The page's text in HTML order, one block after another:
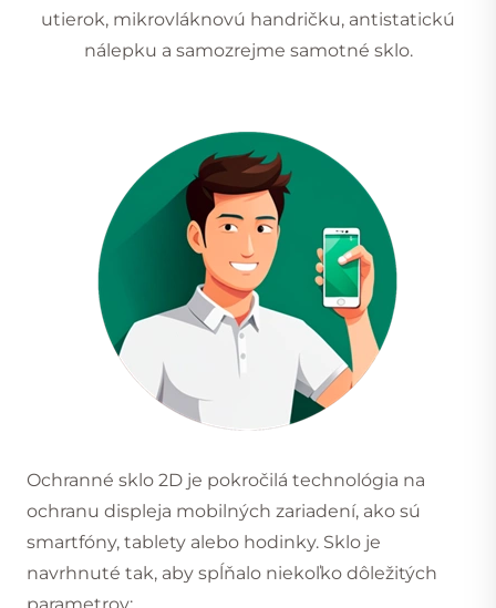
utierok, mikrovláknovú handričku, antistatickú
nálepku a samozrejme samotné sklo.
Ochranné sklo 2D je pokročilá technológia na
ochranu displeja mobilných zariadení, ako sú
smartfóny, tablety alebo hodinky. Sklo je
navrhnuté tak, aby spĺňalo niekoľko dôležitých